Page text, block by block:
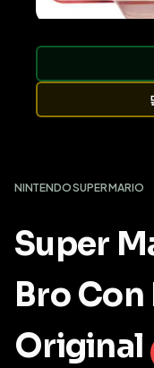
NINTENDO SUPER MARIO
Super
Bro
Original